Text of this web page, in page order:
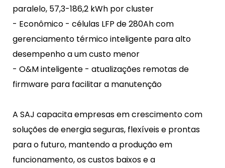
paralelo, 57,3-186,2 kWh por cluster
- Econômico - células LFP de 280Ah com
gerenciamento térmico inteligente para alto
desempenho a um custo menor
- O&M inteligente - atualizações remotas de
firmware para facilitar a manutenção
A SAJ capacita empresas em crescimento com
soluções de energia seguras, flexíveis e prontas
para o futuro, mantendo a produção em
funcionamento, os custos baixos e a